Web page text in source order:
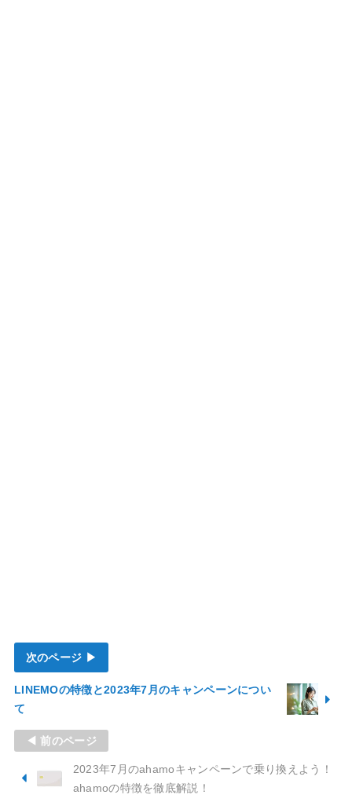
次のページ ▶
LINEMOの特徴と2023年7月のキャンペーンについ
て
◀ 前のページ
2023年7月のahamoキャンペーンで乗り換えよう！
ahamoの特徴を徹底解説！